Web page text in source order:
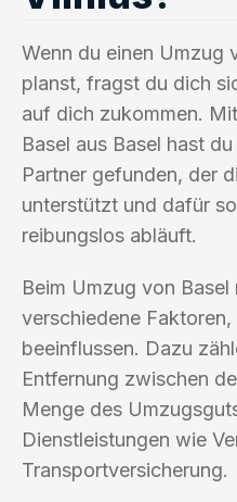
Wenn du einen Umzug
planst, fragst du dich
auf dich zukommen.
Basel aus Basel hast
Partner gefunden, der
unterstützt und dafür
reibungslos abläuft.
Beim Umzug von
verschiedene
beeinflussen. Dazu
Entfernung zwischen
Menge des
Dienstleistungen wie
Transportversicherung.